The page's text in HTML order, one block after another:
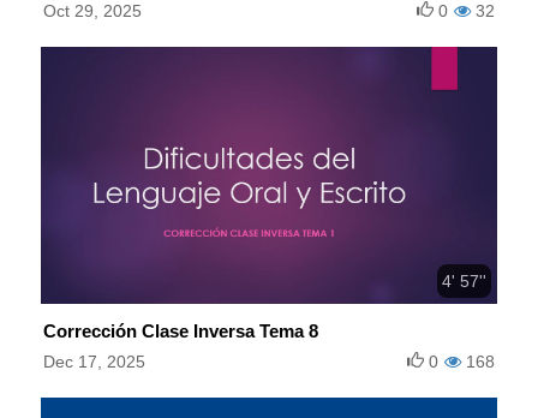
Oct 29, 2025 32
0
4' 57''
Corrección Clase Inversa Tema 8
Dec 17, 2025 168
0